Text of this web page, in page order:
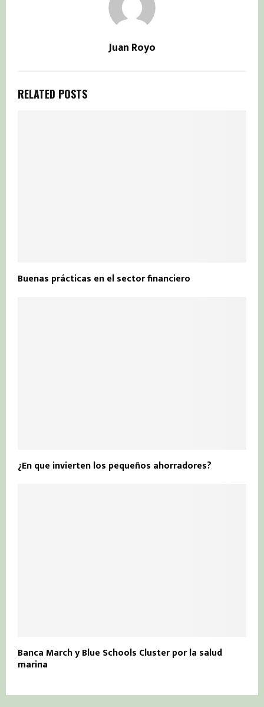
Juan Royo
RELATED POSTS
Buenas prácticas en el sector financiero
¿En que invierten los pequeños ahorradores?
Banca March y Blue Schools Cluster por la salud
marina